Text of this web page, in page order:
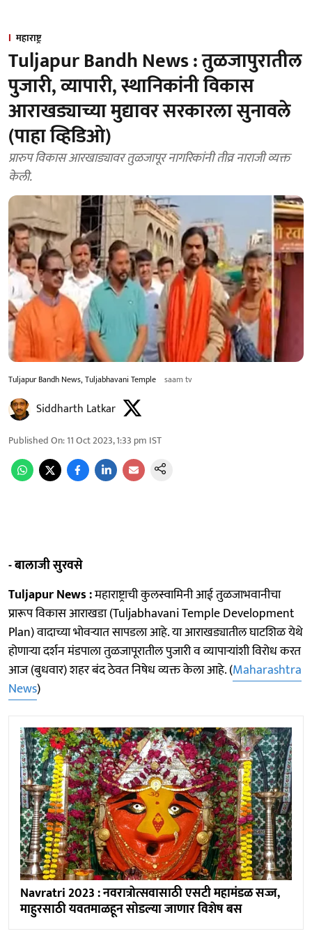
महाराष्ट्र
Tuljapur Bandh News : तुळजापुरातील
पुजारी, व्यापारी, स्थानिकांनी विकास
आराखड्याच्या मुद्यावर सरकारला सुनावले
(पाहा व्हिडिओ)
प्रारुप विकास आरखाड्यावर तुळजापूर नागरिकांनी तीव्र नाराजी व्यक्त
केली.
Tuljapur Bandh News, Tuljabhavani Temple saam tv
Siddharth Latkar
Published On:11 Oct 2023, 1:33 pm IST
- बालाजी सुरवसे
Tuljapur News :महाराष्ट्राची कुलस्वामिनी आई तुळजाभवानीचा
प्रारूप विकास आराखडा (Tuljabhavani Temple Development
Plan) वादाच्या भोवऱ्यात सापडला आहे. या आराखड्यातील घाटशिळ येथे
होणाऱ्या दर्शन मंडपाला तुळजापूरातील पुजारी व व्यापाऱ्यांशी विरोध करत
आज (बुधवार) शहर बंद ठेवत निषेध व्यक्त केला आहे. (Maharashtra
News)
Navratri 2023 : नवरात्राेत्सवासाठी एसटी महामंडळ सज्ज,
माहुरसाठी यवतमाळहून साेडल्या जाणार विशेष बस